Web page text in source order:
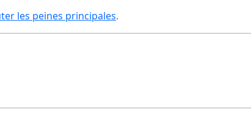
les peines principales.